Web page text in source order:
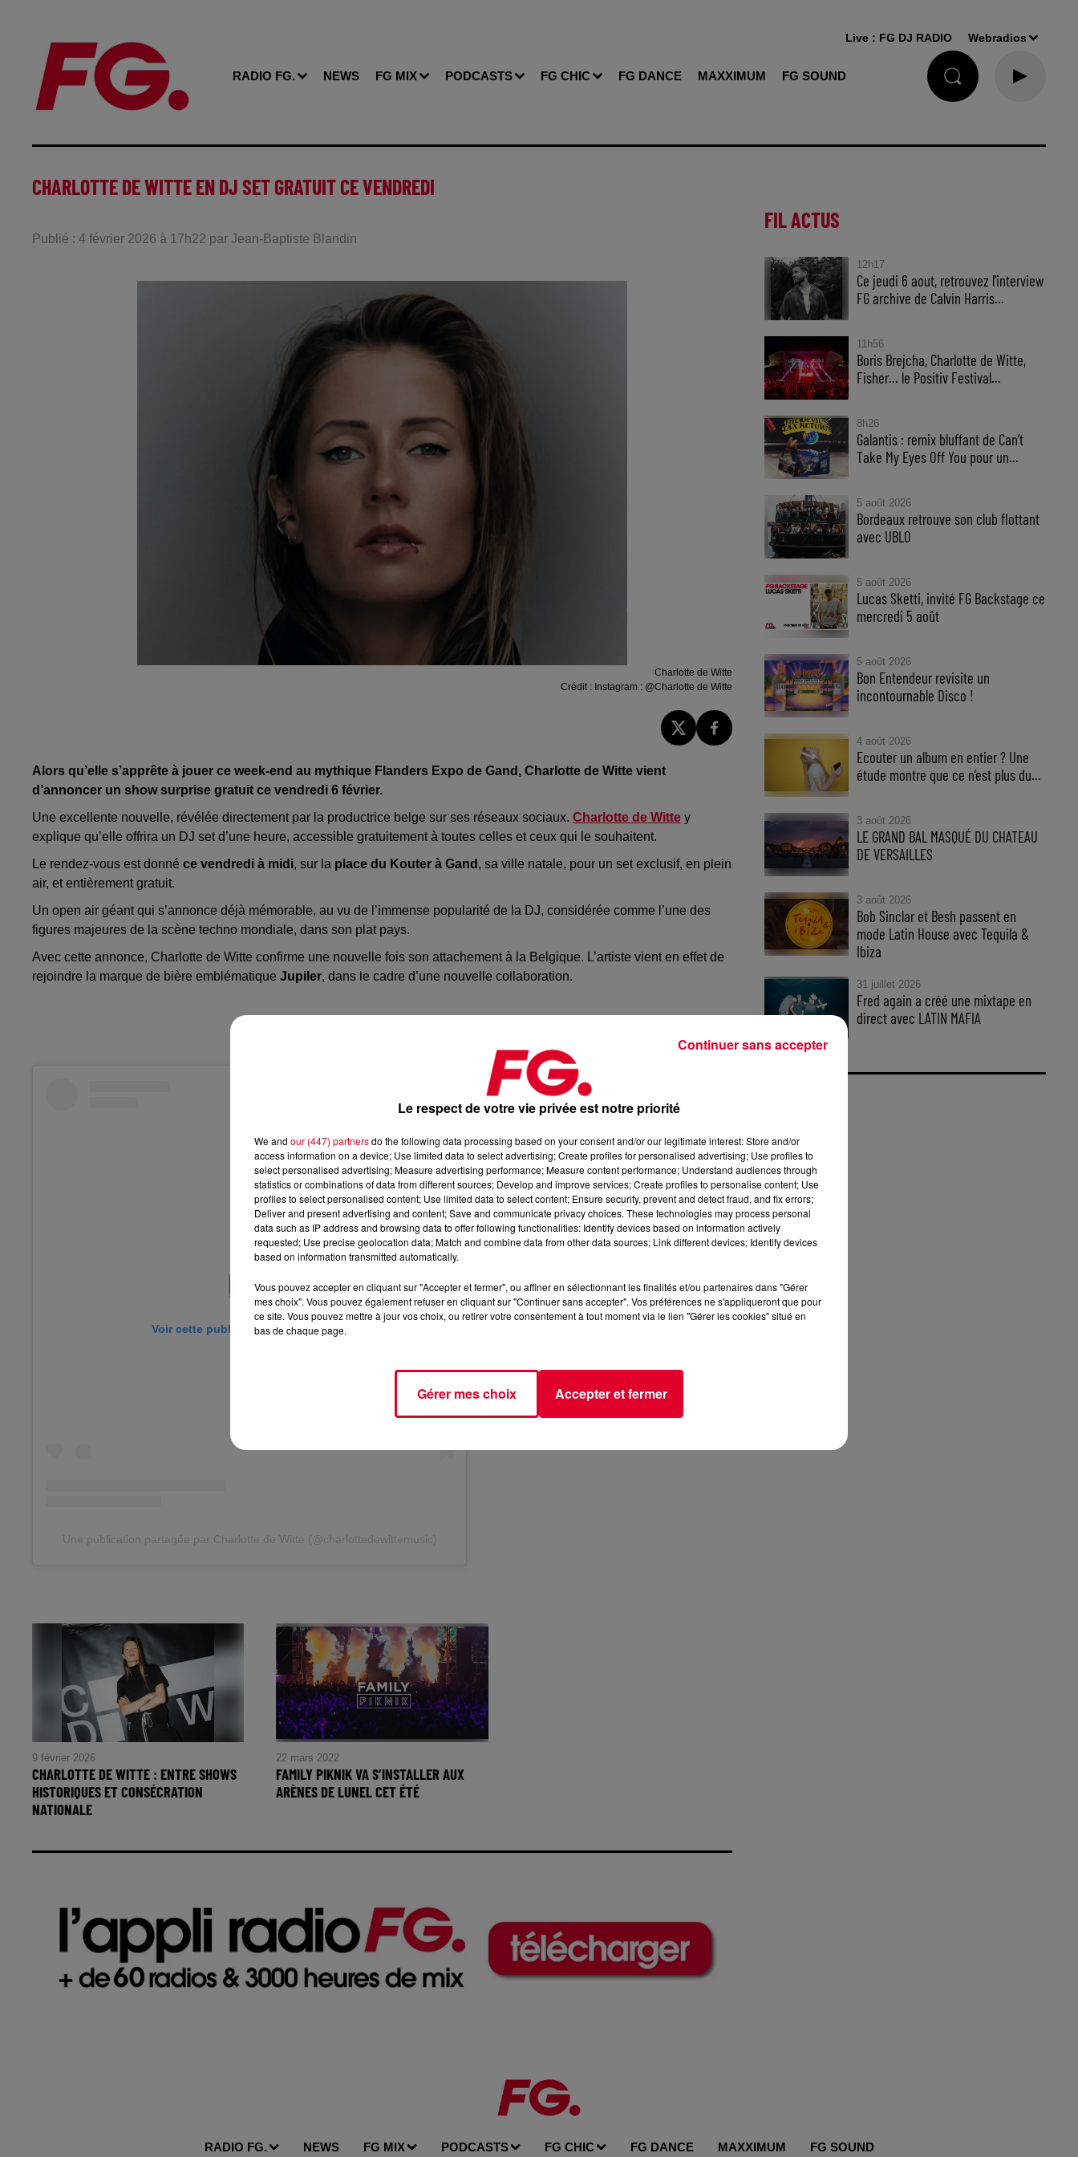
RADIO FG. NEWS FG MIX PODCASTS FG CHIC FG DANCE MAXXIMUM FG SOUND
Live : FG DJ RADIO Webradios
CHARLOTTE DE WITTE EN DJ SET GRATUIT CE VENDREDI
Publié : 4 février 2026 à 17h22 par Jean-Baptiste Blandin
Charlotte de Witte
Crédit : Instagram : @Charlotte de Witte
Alors qu’elle s’apprête à jouer ce week-end au mythique Flanders Expo de Gand, Charlotte de Witte vient
d’annoncer un show surprise gratuit ce vendredi 6 février.
Une excellente nouvelle, révélée directement par la productrice belge sur ses réseaux sociaux. Charlotte de Witte y
explique qu’elle offrira un DJ set d’une heure, accessible gratuitement à toutes celles et ceux qui le souhaitent.
Le rendez-vous est donné ce vendredi à midi, sur la place du Kouter à Gand , sa ville natale, pour un set exclusif, en plein
air, et entièrement gratuit.
Un open air géant qui s’annonce déjà mémorable, au vu de l’immense popularité de la DJ, considérée comme l’une des
figures majeures de la scène techno mondiale, dans son plat pays.
Avec cette annonce, Charlotte de Witte confirme une nouvelle fois son attachement à la Belgique. L’artiste vient en effet de
rejoindre la marque de bière emblématique Jupiler, dans le cadre d’une nouvelle collaboration.
Voir cette publication sur Instagram
Une publication partagée par Charlotte de Witte (@charlottedewittemusic)
9 février 2026
CHARLOTTE DE WITTE : ENTRE SHOWS
HISTORIQUES ET CONSÉCRATION
NATIONALE
22 mars 2022
FAMILY PIKNIK VA S’INSTALLER AUX
ARÈNES DE LUNEL CET ÉTÉ
FIL ACTUS
12h17
Ce jeudi 6 aout, retrouvez l'interview
FG archive de Calvin Harris...
11h56
Boris Brejcha, Charlotte de Witte,
Fisher… le Positiv Festival...
8h26
Galantis : remix bluffant de Can’t
Take My Eyes Off You pour un...
5 août 2026
Bordeaux retrouve son club flottant
avec UBLO
5 août 2026
Lucas Sketti, invité FG Backstage ce
mercredi 5 août
5 août 2026
Bon Entendeur revisite un
incontournable Disco !
4 août 2026
Ecouter un album en entier ? Une
étude montre que ce n’est plus du...
3 août 2026
LE GRAND BAL MASQUÉ DU CHATEAU
DE VERSAILLES
3 août 2026
Bob Sinclar et Besh passent en
mode Latin House avec Tequila &
Ibiza
31 juillet 2026
Fred again a créé une mixtape en
direct avec LATIN MAFIA
RADIO FG. NEWS FG MIX PODCASTS FG CHIC FG DANCE MAXXIMUM FG SOUND
Le respect de votre vie privée est notre priorité
We and our (447) partnersdo the following data processing based on your consent and/or our legitimate interest: Store and/or
access information on a device; Use limited data to select advertising; Create profiles for personalised advertising; Use profiles to
select personalised advertising; Measure advertising performance; Measure content performance; Understand audiences through
statistics or combinations of data from different sources; Develop and improve services; Create profiles to personalise content; Use
profiles to select personalised content; Use limited data to select content; Ensure security, prevent and detect fraud, and fix errors;
Deliver and present advertising and content; Save and communicate privacy choices. These technologies may process personal
data such as IP address and browsing data to offer following functionalities: Identify devices based on information actively
requested; Use precise geolocation data; Match and combine data from other data sources; Link different devices; Identify devices
based on information transmitted automatically.
Vous pouvez accepter en cliquant sur "Accepter et fermer", ou affiner en sélectionnant les finalités et/ou partenaires dans "Gérer
mes choix". Vous pouvez également refuser en cliquant sur "Continuer sans accepter". Vos préférences ne s'appliqueront que pour
ce site. Vous pouvez mettre à jour vos choix, ou retirer votre consentement à tout moment via le lien "Gérer les cookies" situé en
bas de chaque page.
Gérer mes choix Accepter et fermer
Continuer sans accepter